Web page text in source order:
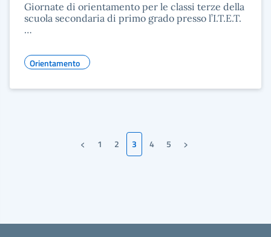
Giornate di orientamento per le classi terze della
scuola secondaria di primo grado presso l’I.T.E.T.
…
Orientamento
‹Pagina precedente
1 2 3 4 5 Pagina successiva
›